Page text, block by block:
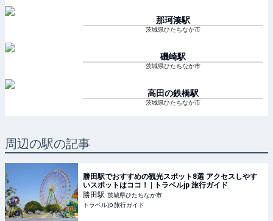
那珂湊駅
茨城県ひたちなか市
磯崎駅
茨城県ひたちなか市
高田の鉄橋駅
茨城県ひたちなか市
周辺の駅の記事
勝田駅でおすすめの観光スポット8選 アクセスしやす
いスポットはココ！ | トラベルjp 旅行ガイド
勝田駅 茨城県ひたちなか市
トラベルjp 旅行ガイド